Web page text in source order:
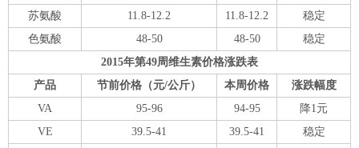
苏氨酸
11.8-12.2 11.8-12.2
稳定
色氨酸
48-50 48-50
稳定
2015年第49周维生素价格涨跌表
产品
节前价格（元/公斤） 本周价格
涨跌幅度
VA
95-96 94-95
降1元
VE
39.5-41 39.5-41
稳定